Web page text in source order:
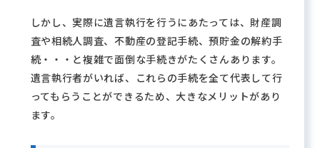
しかし、実際に遺言執行を行うにあたっては、財産調
査や相続人調査、不動産の登記手続、預貯金の解約手
続・・・と複雑で面倒な手続きがたくさんあります。
遺言執行者がいれば、これらの手続を全て代表して行
ってもらうことができるため、大きなメリットがあり
ます。